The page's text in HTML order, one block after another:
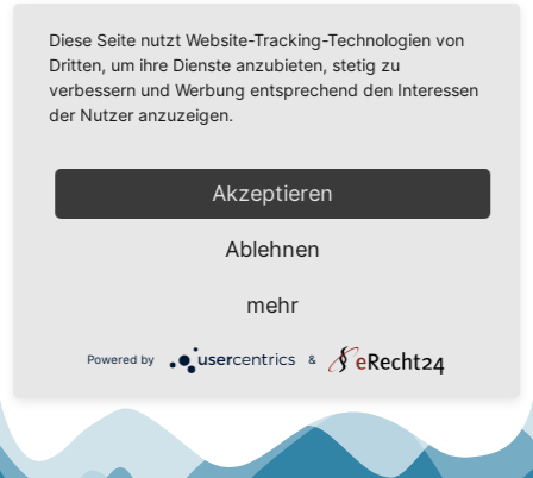
Die 2b auf dem Bauernhof
Der Frühling ist da
Diese Seite nutzt Website-Tracking-Technologien von
Dritten, um ihre Dienste anzubieten, stetig zu
verbessern und Werbung entsprechend den Interessen
der Nutzer anzuzeigen.
Akzeptieren
Ablehnen
mehr
Powered by &